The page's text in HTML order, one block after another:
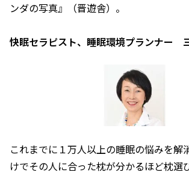
ンダの写真』（晋遊舎）。
快眠セラピスト、睡眠環境プランナー
これまでに１万人以上の睡眠の悩みを解
けでその人に合った枕が分かるほど枕選